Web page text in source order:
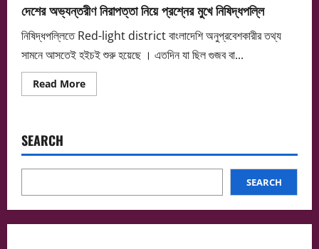
দেশের অভ্যন্তরীণ নিরাপত্তা নিয়ে প্রশ্নের মুখে নিষিদ্ধপল্লি
নিষিদ্ধপল্লিতে Red-light district বাংলাদেশি অনুপ্রবেশকারীর তথ্য
সামনে আসতেই হইচই শুরু হয়েছে । এতদিন যা ছিল গুজব বা...
Read MoreRead
more
প্রশ্নের
নিষিদ্ধপল্লি
SEARCH
SEARCH